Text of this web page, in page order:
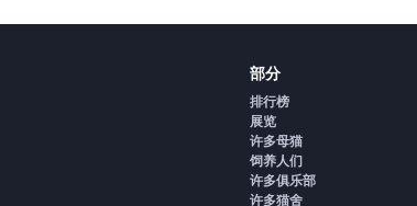
部分
排行榜
展览
许多母猫
饲养人们
许多俱乐部
许多猫舍